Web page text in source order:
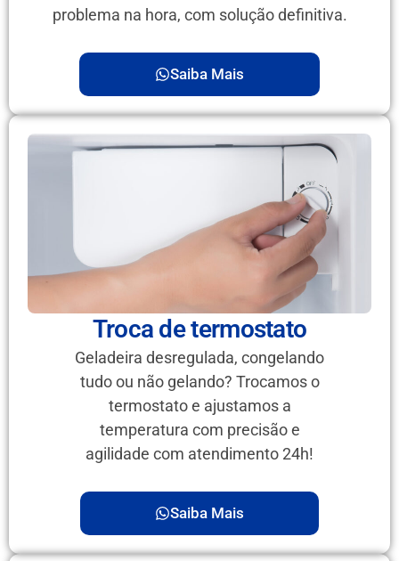
problema na hora, com solução definitiva.
Saiba Mais
Troca de termostato
Geladeira desregulada, congelando
tudo ou não gelando? Trocamos o
termostato e ajustamos a
temperatura com precisão e
agilidade com atendimento 24h!
Saiba Mais